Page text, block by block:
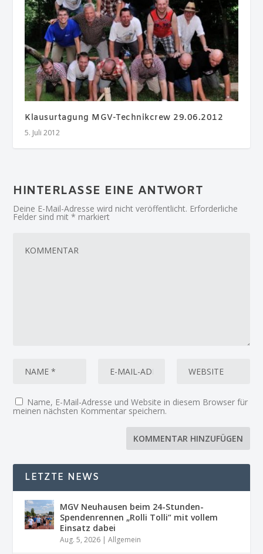
Klausurtagung MGV-Technikcrew 29.06.2012
5. Juli 2012
HINTERLASSE EINE ANTWORT
Deine E-Mail-Adresse wird nicht veröffentlicht. Erforderliche
Felder sind mit* markiert
Name, E-Mail-Adresse und Website in diesem Browser für
meinen nächsten Kommentar speichern.
LETZTE NEWS
MGV Neuhausen beim 24-Stunden-
Spendenrennen „Rolli Tolli“ mit vollem
Einsatz dabei
Aug. 5, 2026 |Allgemein